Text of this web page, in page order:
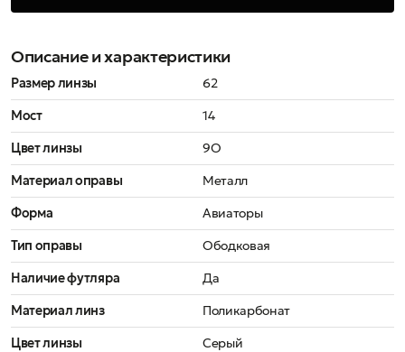
Описание и характеристики
Размер линзы
62
Мост
14
Цвет линзы
9O
Материал оправы
Металл
Форма
Авиаторы
Тип оправы
Ободковая
Наличие футляра
Да
Материал линз
Поликарбонат
Цвет линзы
Серый